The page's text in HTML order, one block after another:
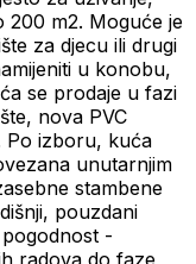
200 m2. Moguće je
za djecu ili drugi
u konobu,
se prodaje u fazi
nova PVC
Po izboru, kuća
unutarnjim
stambene
pouzdani
-